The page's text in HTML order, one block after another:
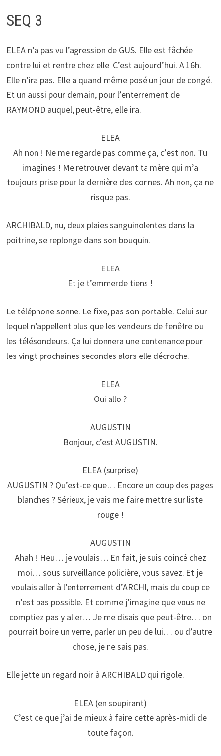
SEQ 3
ELEA n’a pas vu l’agression de GUS. Elle est fâchée
contre lui et rentre chez elle. C’est aujourd’hui. A 16h.
Elle n’ira pas. Elle a quand même posé un jour de congé.
Et un aussi pour demain, pour l’enterrement de
RAYMOND auquel, peut-être, elle ira.
ELEA
Ah non ! Ne me regarde pas comme ça, c’est non. Tu
imagines ! Me retrouver devant ta mère qui m’a
toujours prise pour la dernière des connes. Ah non, ça ne
risque pas.
ARCHIBALD, nu, deux plaies sanguinolentes dans la
poitrine, se replonge dans son bouquin.
ELEA
Et je t’emmerde tiens !
Le téléphone sonne. Le fixe, pas son portable. Celui sur
lequel n’appellent plus que les vendeurs de fenêtre ou
les télésondeurs. Ça lui donnera une contenance pour
les vingt prochaines secondes alors elle décroche.
ELEA
Oui allo ?
AUGUSTIN
Bonjour, c’est AUGUSTIN.
ELEA (surprise)
AUGUSTIN ? Qu’est-ce que… Encore un coup des pages
blanches ? Sérieux, je vais me faire mettre sur liste
rouge !
AUGUSTIN
Ahah ! Heu… je voulais… En fait, je suis coincé chez
moi… sous surveillance policière, vous savez. Et je
voulais aller à l’enterrement d’ARCHI, mais du coup ce
n’est pas possible. Et comme j’imagine que vous ne
comptiez pas y aller… Je me disais que peut-être… on
pourrait boire un verre, parler un peu de lui… ou d’autre
chose, je ne sais pas.
Elle jette un regard noir à ARCHIBALD qui rigole.
ELEA (en soupirant)
C’est ce que j’ai de mieux à faire cette après-midi de
toute façon.